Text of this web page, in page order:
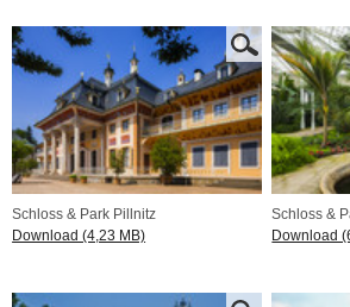
Schloss & Park Pillnitz
Download (4,23 MB)
Schloss &
Download